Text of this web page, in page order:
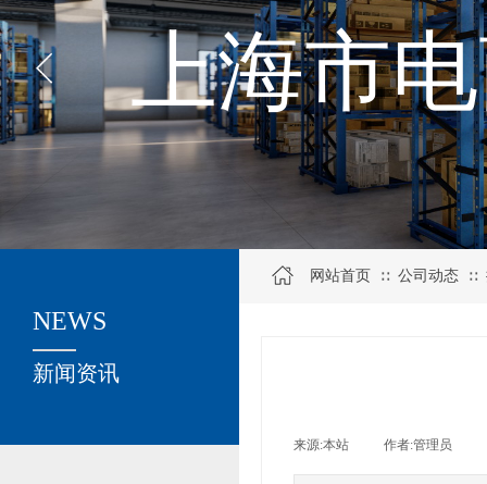
上海市
关于我们
新闻资讯
NEWS
网站首页 ∷ 公司动态 ∷
来源:本站 作者:管理员